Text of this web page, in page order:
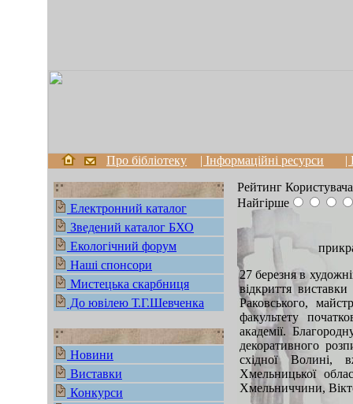
Про бібліотеку | Інформаційні ресурси |
Електронний каталог
Зведений каталог БХО
Екологічний форум
Наші спонсори
Мистецька скарбниця
До ювілею Т.Г.Шевченка
Новини
Виставки
Конкурси
Рейтинг
Найгірше
27 березня в
відкриття
Раковського,
факультету
академії.
декоративного
східної Волині,
Хмельницької
Хмельниччини,